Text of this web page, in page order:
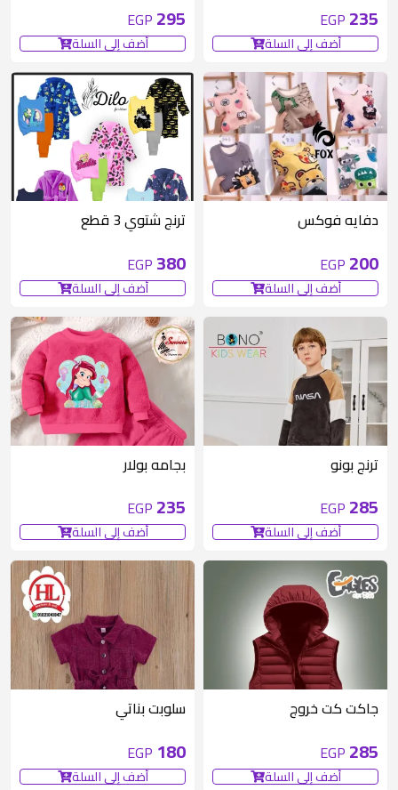
235
EGP
أضف إلى السلة
295
EGP
أضف إلى السلة
دفايه فوكس
200
EGP
أضف إلى السلة
ترنج شتوي 3 قطع
380
EGP
أضف إلى السلة
ترنج بونو
285
EGP
أضف إلى السلة
بجامه بولار
235
EGP
أضف إلى السلة
جاكت كت خروج
285
EGP
أضف إلى السلة
متوفر 1 قطع سلوبت بناتي
180
EGP
أضف إلى السلة